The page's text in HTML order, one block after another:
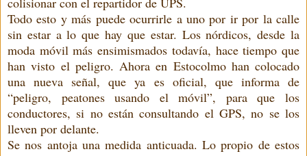
Todo esto y más puede ocurrirle a uno por ir por la calle
sin estar a lo que hay que estar. Los nórdicos, desde la
moda móvil más ensimismados todavía, hace tiempo que
han visto el peligro. Ahora en Estocolmo han colocado
una nueva señal, que ya es oficial, que informa de
“peligro, peatones usando el móvil”, para que los
conductores, si no están consultando el GPS, no se los
lleven por delante.
Se nos antoja una medida anticuada. Lo propio de estos